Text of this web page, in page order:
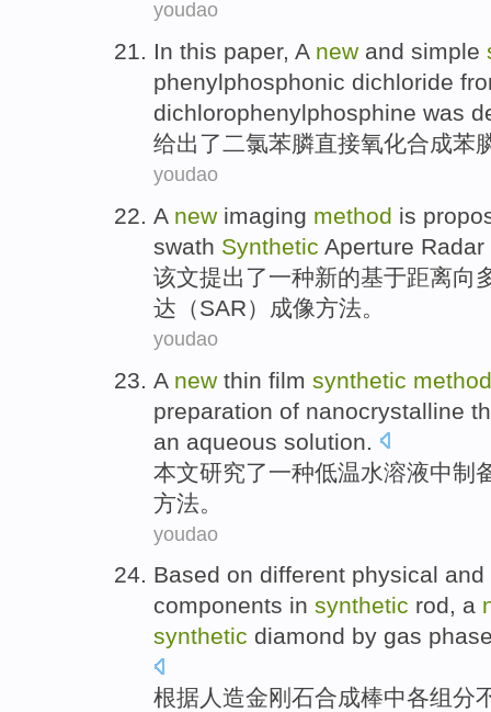
youdao
In this paper, A new and simple
phenylphosphonic dichloride
dichlorophenylphosphine was
给出了二氯苯膦直接氧化合成苯
youdao
A new imaging method is
swath Synthetic Aperture Radar
该文提出了一种新的基于距离向
达 （SAR） 成像方法。
youdao
A new thin film synthetic method
preparation of nanocrystalline
an aqueous solution.
本文研究了一种低温水溶液中制
方法。
youdao
Based on different physical and
components in synthetic rod, a
synthetic diamond by gas
根据人造金刚石合成棒中各组分